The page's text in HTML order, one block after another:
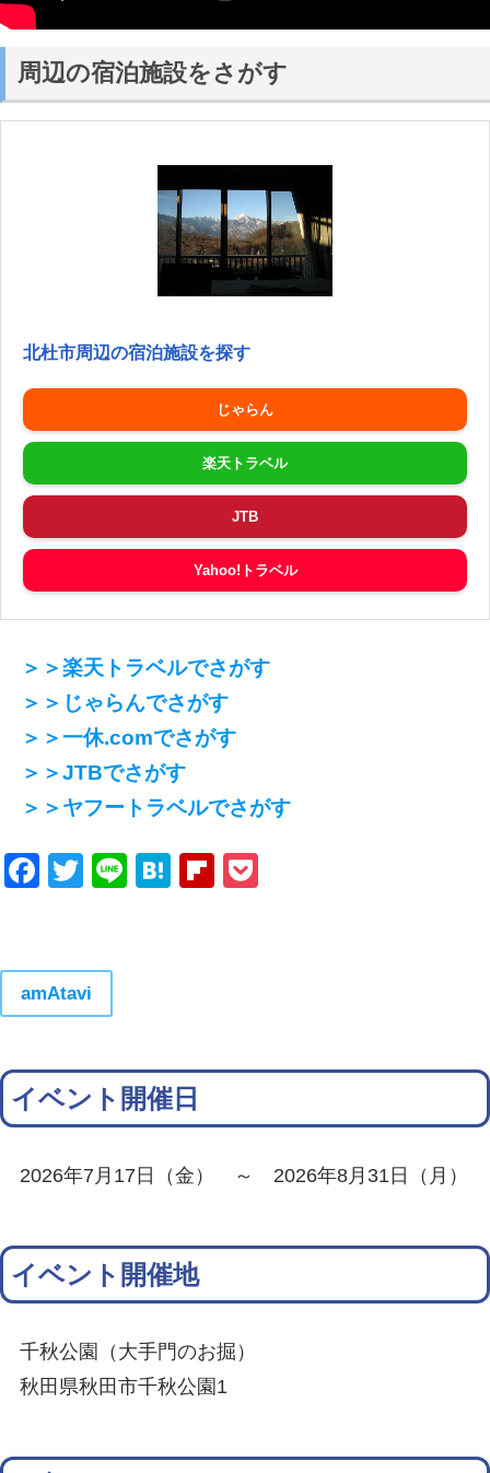
周辺の宿泊施設をさがす
北杜市周辺の宿泊施設を探す
じゃらん
楽天トラベル
JTB
Yahoo!トラベル
＞＞楽天トラベルでさがす
＞＞じゃらんでさがす
＞＞一休.comでさがす
＞＞JTBでさがす
＞＞ヤフートラベルでさがす
Facebook
Twitter
LineHatenaFlipboard
amAtavi
イベント開催日
2026年7月17日（金） ～ 2026年8月31日（月）
イベント開催地
千秋公園（大手門のお掘）
秋田県秋田市千秋公園1